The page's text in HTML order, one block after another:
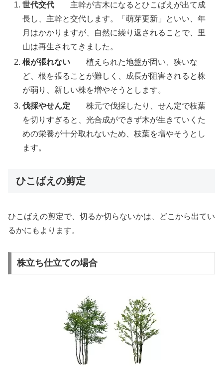
世代交代 主幹が古木になるとひこばえが出て成
長し、主幹と交代します。「萌芽更新」といい、年
月はかかりますが、自然に繰り返されることで、里
山は再生されてきました。
根が張れない 植えられた地盤が固い、狭いな
ど、根を張ることが難しく、成長が阻害されると株
が弱り、新しい株を増やそうとします。
伐採やせん定 株元で伐採したり、せん定で枝葉
を切りすぎると、光合成ができず木が生きていくた
めの栄養が十分取れないため、枝葉を増やそうとし
ます。
ひこばえの剪定
ひこばえの剪定で、切るか切らないかは、どこから出てい
るかにもよります。
株立ち仕立ての場合